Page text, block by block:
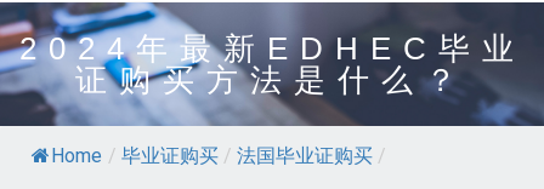
2024年最新EDHEC毕业
证购买方法是什么？
Home / 毕业证购买 / 法国毕业证购买 /